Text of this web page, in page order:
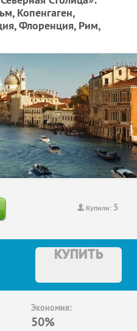
Копенгаген,
Флоренция, Рим,
Купили: 5
КУПИТЬ
Экономия:
50%